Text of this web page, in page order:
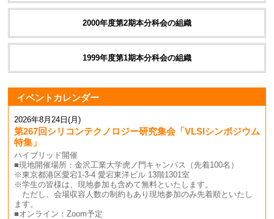
2000年度第2期本分科会の組織
1999年度第1期本分科会の組織
イベントカレンダー
2026年8月24日(月)
第267回シリコンテクノロジー研究集会「VLSIシンポジウム
特集」
ハイブリッド開催
■現地開催場所：金沢工業大学虎ノ門キャンパス（先着100名）
※東京都港区愛宕1-3-4 愛宕東洋ビル 13階1301室
※学生の皆様は、現地参加も含めて無料といたします。
ただし、会場収容人数の制約もあり現地参加のみ先着順といたし
ます。
■オンライン：Zoom予定